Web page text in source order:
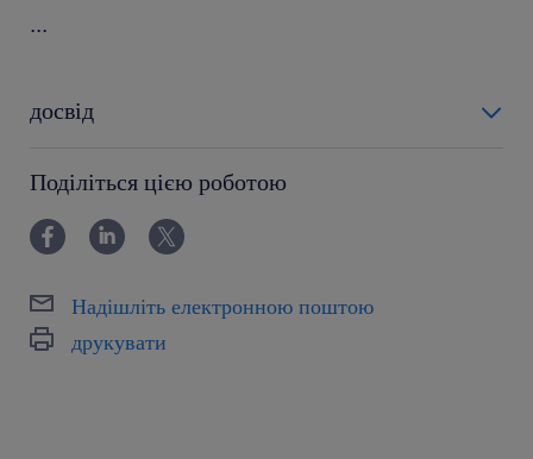
...
досвід
Поділіться цією роботою
Надішліть електронною поштою
друкувати